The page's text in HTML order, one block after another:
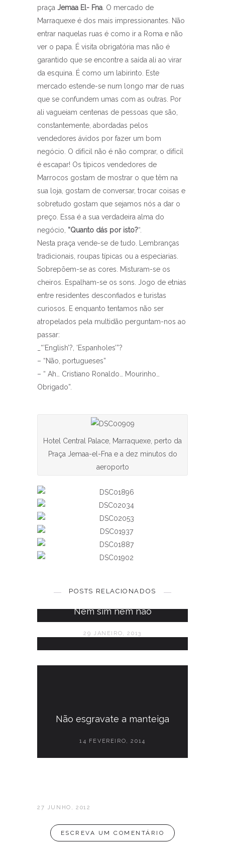
praça Jemaa El- Fna . O mercado de
Marraquexe é dos mais impressionantes. Não
entrar naquelas ruas é como ir a Roma e não
ver o papa. É visita obrigatória mas não é
garantido que se encontre a saída ali ao virar
da esquina. É como um labirinto. Este
mercado estende-se num longo mar de ruas
que se confundem umas com as outras. Por
ali vagueiam centenas de pessoas que são,
constantemente, abordadas pelos
vendedores ávidos por fazer um bom
negócio. O difícil não é não comprar, o difícil
é escapar! Os típicos vendedores de
Marrocos gostam de mostrar o que têm na
sua loja, gostam de conversar, trocar coisas e
sobretudo gostam que sejamos nós a dar o
preço. Essa é a sua verdadeira alma do
negócio, “Quanto dás por isto?“.
Nesta praça vende-se de tudo. Lembranças
tradicionais, roupas típicas ou a especiarias.
Sobrepõem-se as cores. Misturam-se os
cheiros. Espalham-se os sons. Jogo de etnias
entre residentes desconfiados e turistas
curiosos. E enquanto tentamos não ser
atropelados pela multidão perguntam-nos ao
passar:
_“’English’?, ‘Espanholes’”?
– “Não, portugueses”
– “ Ah… Cristiano Ronaldo… Mourinho…
Obrigado”.
Hotel Central Palace, Marraquexe, perto da
Praça Jemaa-el-Fna e a dez minutos do
aeroporto
POSTS RELACIONADOS
Nem sim nem não
29 JANEIRO, 2013
Não esgravate a manteiga
14 FEVEREIRO, 2014
27 JUNHO, 2012
ESCREVA UM COMENTÁRIO